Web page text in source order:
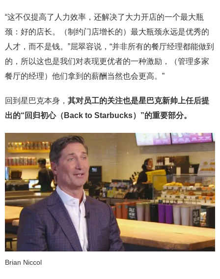
“这不仅提高了人力效率，还解决了大力开店的一个最大瓶
颈：好的店长。（制约门店增长的）最大瓶颈永远是优秀的
人才，而不是钱。”屈翠容说，“并非所有的餐厅经理都能做到
的，所以这也是我们对表现更优者的一种激励，（管理多家
餐厅的经理）他们拿到的薪酬当然也会更高。”
回到星巴克本身， 其对员工的关注也是星巴克新帅上任后提
出的“回归初心（Back to Starbucks）”的重要部分。
Brian Niccol